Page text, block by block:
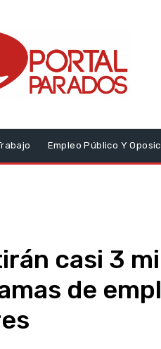
Empleo Público Y
casi 3
de